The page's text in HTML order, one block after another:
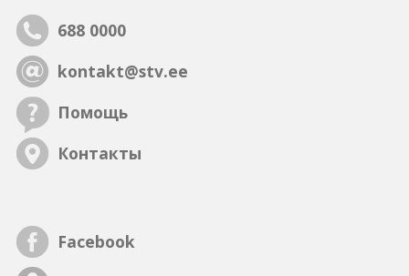
688 0000
kontakt@stv.ee
Помощь
Контакты
Facebook